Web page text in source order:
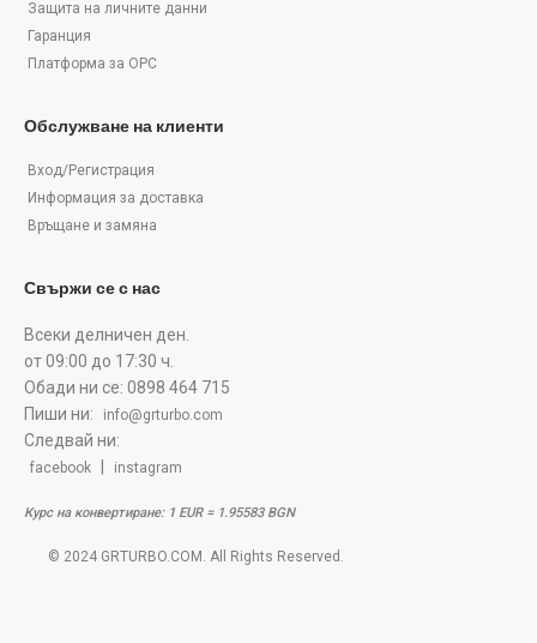
Защита на личните данни
Гаранция
Платформа за ОРС
Обслужване на клиенти
Вход/Регистрация
Информация за доставка
Връщане и замяна
Свържи се с нас
Всеки делничен ден.
от 09:00 до 17:30 ч.
Обади ни се: 0898 464 715
Пиши ни:
info@grturbo.com
Следвай ни:
facebook instagram
Курс на конвертиране: 1 EUR = 1.95583 BGN
© 2024 GRTURBO.COM. All Rights Reserved.